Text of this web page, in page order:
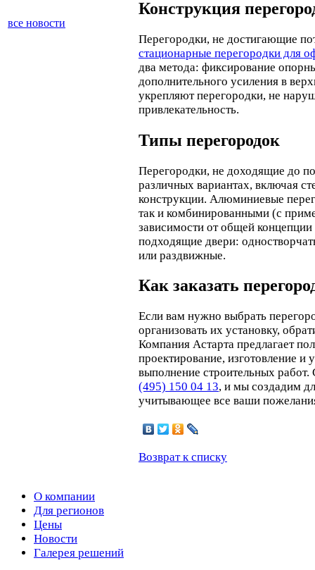
все новости
Конструкция
Перегородки, не достигающие
стационарные перегородки для
два метода: фиксирование
дополнительного усиления в
укрепляют перегородки, не
привлекательность.
Типы перегородок
Перегородки, не доходящие до
различных вариантах, включая
конструкции. Алюминиевые
так и комбинированными (с
зависимости от общей
подходящие двери:
или раздвижные.
Как заказать
Если вам нужно выбрать
организовать их установку,
Компания Астарта предлагает
проектирование, изготовление и
выполнение строительных
(495) 150 04 13, и мы создадим
учитывающее все ваши
Возврат к списку
О компании
Для регионов
Цены
Новости
Галерея решений